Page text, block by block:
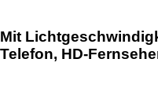
Mit
Telefon, HD-